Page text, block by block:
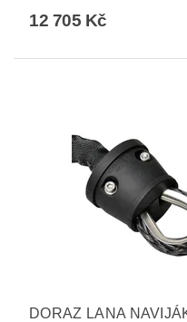
12 705 Kč
DORAZ LANA